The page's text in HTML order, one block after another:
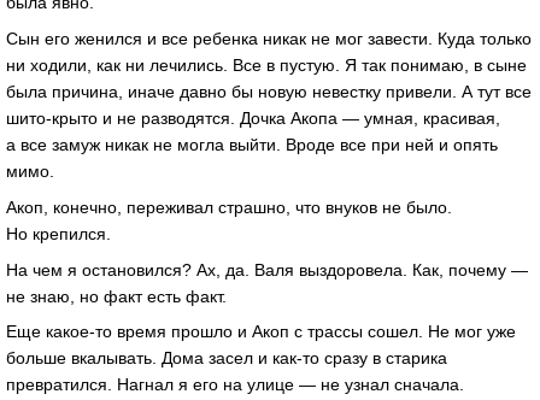
Сын его женился и все ребенка никак не мог завести. Куда только
ни ходили, как ни лечились. Все в пустую. Я так понимаю, в сыне
была причина, иначе давно бы новую невестку привели. А тут все
шито-крыто и не разводятся. Дочка Акопа — умная, красивая,
а все замуж никак не могла выйти. Вроде все при ней и опять
мимо.
Акоп, конечно, переживал страшно, что внуков не было.
Но крепился.
На чем я остановился? Ах, да. Валя выздоровела. Как, почему —
не знаю, но факт есть факт.
Еще какое-то время прошло и Акоп с трассы сошел. Не мог уже
больше вкалывать. Дома засел и как-то сразу в старика
превратился. Нагнал я его на улице — не узнал сначала.